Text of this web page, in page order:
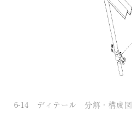
6-14 ディテール 分解・構成図